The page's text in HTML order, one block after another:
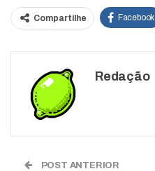
Compartilhe Facebook
Redação
POST ANTERIOR